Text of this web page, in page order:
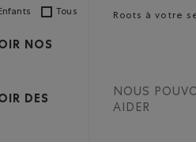
Tous
NOS
DES
Roots à votre
NOUS
AIDER